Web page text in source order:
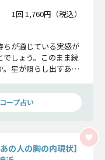
1回 1,760円（税込）
ちが通じている実感が
しょう。このまま続
。星が照らし出すあの
ープ占い
の人の胸の内現状】